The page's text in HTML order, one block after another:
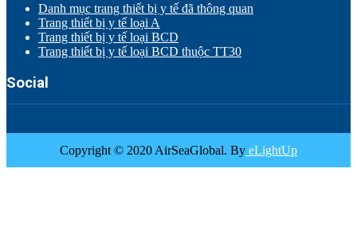
Danh mục trang thiết bị y tế đã thông quan
Trang thiết bị y tế loại A
Trang thiết bị y tế loại BCD
Trang thiết bị y tế loại BCD thuộc TT30
Social
Copyright © 2020 AirSeaGlobal. By eLightUp